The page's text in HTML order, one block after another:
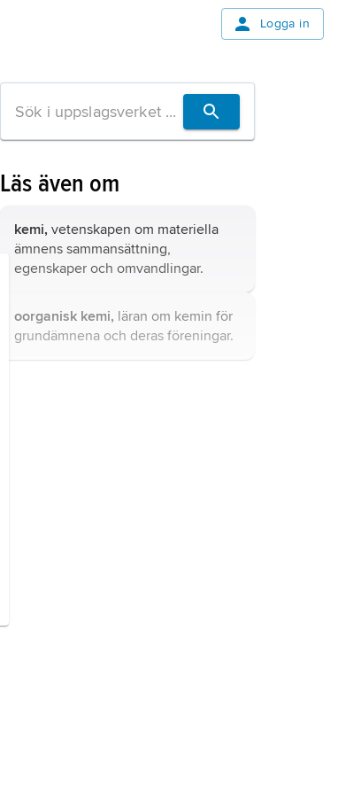
Logga in
Läs även om
kemi, vetenskapen om materiella
ämnens sammansättning,
egenskaper och omvandlingar.
oorganisk kemi, läran om kemin för
grundämnena och deras föreningar.